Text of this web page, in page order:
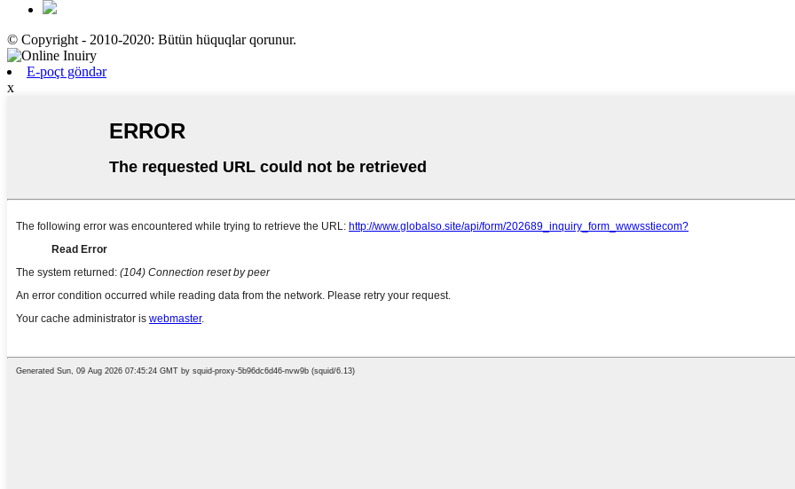
© Copyright - 2010-2020: Bütün hüquqlar qorunur.
E-poçt göndər
x